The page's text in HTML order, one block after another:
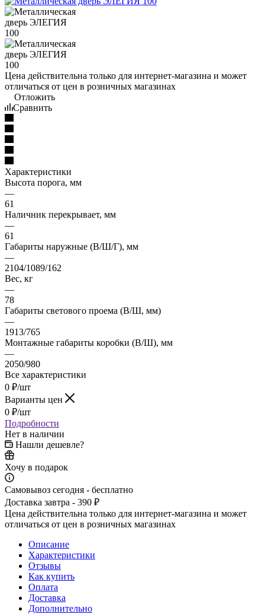
Цена действительна только для интернет-магазина и может
отличаться от цен в розничных магазинах
Отложить
Сравнить
Характеристики
Высота порога, мм
—
61
Наличник перекрывает, мм
—
61
Габариты наружные (В/Ш/Г), мм
—
2104/1089/162
Вес, кг
—
78
Габариты светового проема (В/Ш, мм)
—
1913/765
Монтажные габариты коробки (В/Ш), мм
—
2050/980
Все характеристики
0 ₽/шт
Варианты цен
0 ₽/шт
Подробности
Нет в наличии
Нашли дешевле?
Хочу в подарок
Самовывоз сегодня - бесплатно
Доставка завтра - 390 ₽
Цена действительна только для интернет-магазина и может
отличаться от цен в розничных магазинах
Описание
Характеристики
Отзывы
Как купить
Оплата
Доставка
Дополнительно